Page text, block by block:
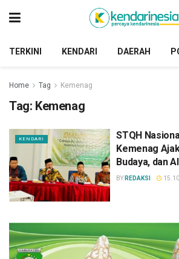
TERKINI KENDARI DAERAH
Home Tag Kemenag
Tag: Kemenag
KENDARI
STQH
Kemenag
Budaya, dan
BY REDAKSI